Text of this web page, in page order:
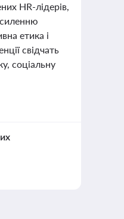
HR-лідерів,
етика і
свідчать
соціальну